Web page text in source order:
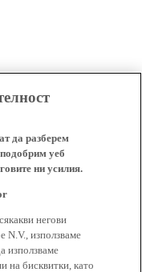
да разберем
уеб
ни усилия.
негови
N.V., използваме
използваме
на бисквитки, като